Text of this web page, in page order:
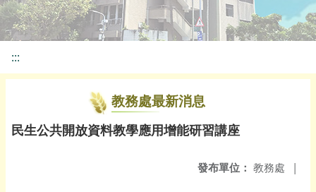
:::
教務處最新消息
民生公共開放資料教學應用增能研習講座
發布單位： 教務處 |